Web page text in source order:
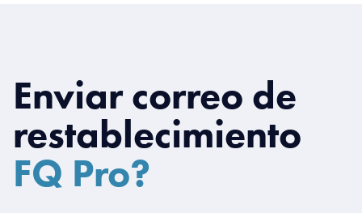
Enviar correo de
restablecimiento
FQ Pro?